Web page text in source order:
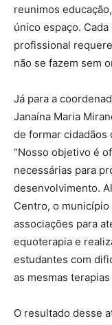
reunimos
único espaço.
profissional
não se fazem sem
Já para a
Janaína Maria
de formar cidadãos
“Nosso objetivo é
necessárias para
desenvolvimento.
Centro, o
associações para
equoterapia e
estudantes com
as mesmas
O resultado desse